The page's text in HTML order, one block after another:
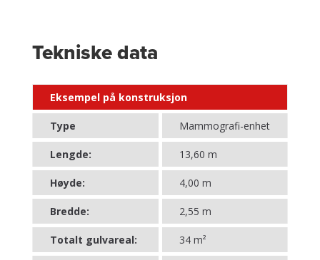
Tekniske data
Eksempel på konstruksjon
Type Mammografi-enhet
Lengde: 13,60 m
Høyde: 4,00 m
Bredde: 2,55 m
Totalt gulvareal: 34 m²